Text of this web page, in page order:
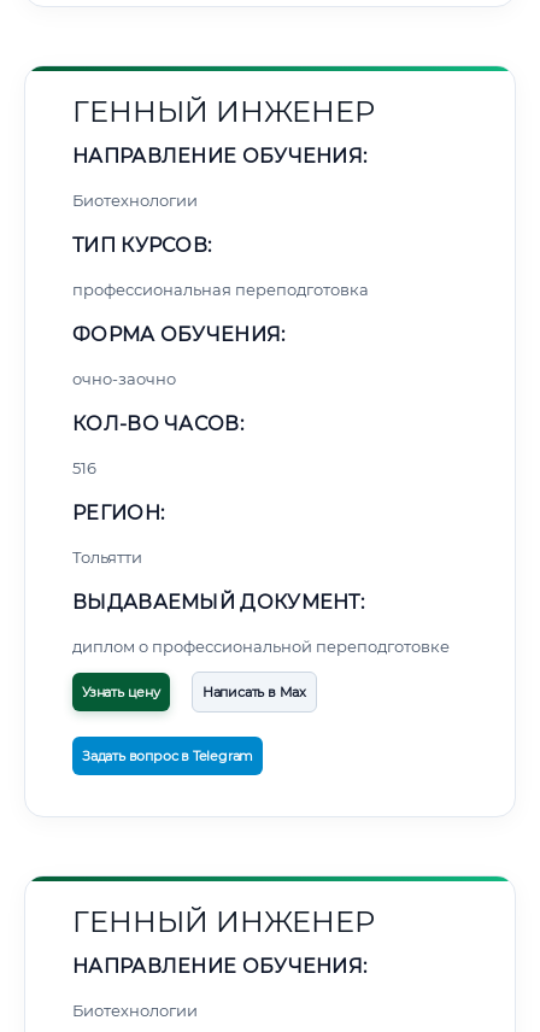
ГЕННЫЙ ИНЖЕНЕР
НАПРАВЛЕНИЕ ОБУЧЕНИЯ:
Биотехнологии
ТИП КУРСОВ:
профессиональная переподготовка
ФОРМА ОБУЧЕНИЯ:
очно-заочно
КОЛ-ВО ЧАСОВ:
516
РЕГИОН:
Тольятти
ВЫДАВАЕМЫЙ ДОКУМЕНТ:
диплом о профессиональной переподготовке
Узнать цену Написать в Max
Задать вопрос в Telegram
ГЕННЫЙ ИНЖЕНЕР
НАПРАВЛЕНИЕ ОБУЧЕНИЯ:
Биотехнологии